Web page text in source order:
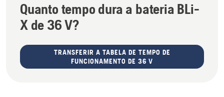
Quanto tempo dura a bateria BLi-
X de 36 V?
TRANSFERIR A TABELA DE TEMPO DE
FUNCIONAMENTO DE 36 V